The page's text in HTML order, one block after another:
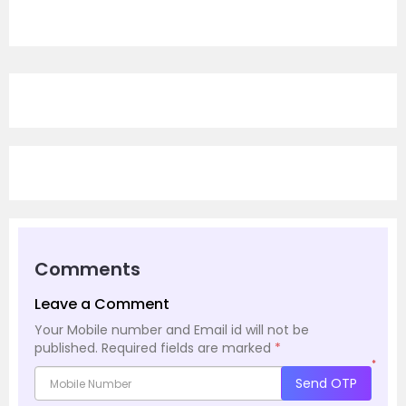
Comments
Leave a Comment
Your Mobile number and Email id will not be
published. Required fields are marked *
*
Send OTP